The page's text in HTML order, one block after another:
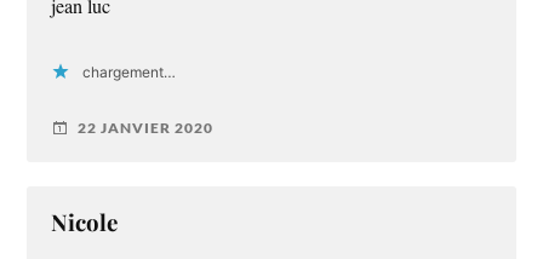
jean luc
chargement…
22 JANVIER 2020
Nicole